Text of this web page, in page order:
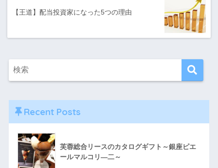
【王道】配当投資家になった5つの理由
Recent Posts
芙蓉総合リースのカタログギフト～銀座ピエ
ールマルコリ―二～